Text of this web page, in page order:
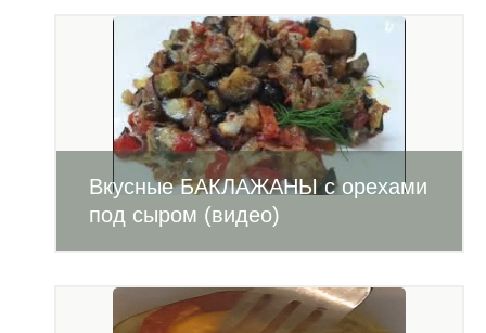
Вкусные БАКЛАЖАНЫ с орехами
под сыром (видео)